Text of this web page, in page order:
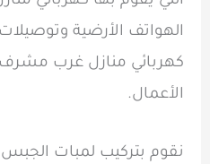
الهواتف الأرضية
كهربائي منازل غرب
الأعمال.
نقوم بتركيب لمبات